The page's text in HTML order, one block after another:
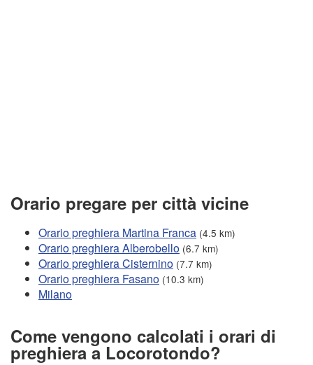
Orario pregare per città vicine
Orario preghiera Martina Franca (4.5 km)
Orario preghiera Alberobello (6.7 km)
Orario preghiera Cisternino (7.7 km)
Orario preghiera Fasano (10.3 km)
Milano
Come vengono calcolati i orari di
preghiera a Locorotondo?